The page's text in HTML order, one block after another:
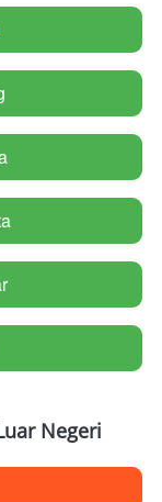
Negeri